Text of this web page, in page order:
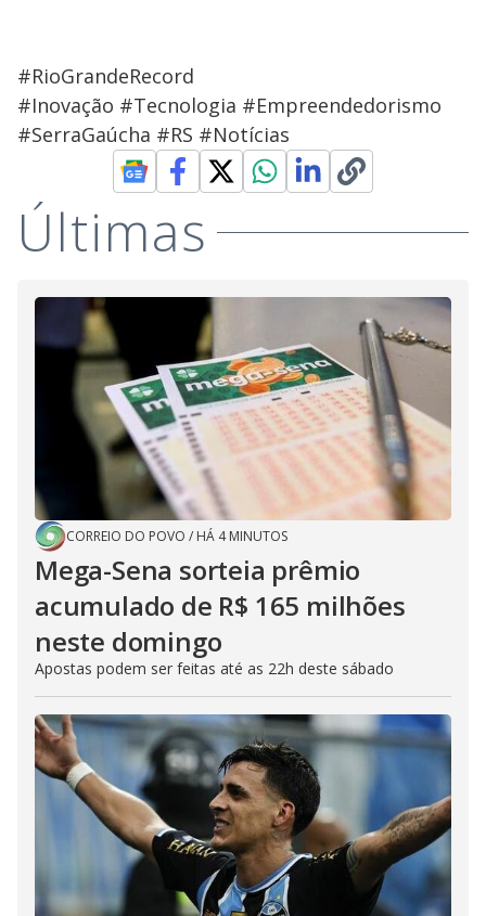
#RioGrandeRecord
#Inovação #Tecnologia #Empreendedorismo
#SerraGaúcha #RS #Notícias
Últimas
CORREIO DO POVO / HÁ 4 MINUTOS
Mega-Sena sorteia prêmio
acumulado de R$ 165 milhões
neste domingo
Apostas podem ser feitas até as 22h deste sábado